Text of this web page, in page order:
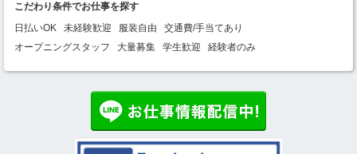
こだわり条件でお仕事を探す
日払いOK
未経験歓迎 服装自由
交通費/手当てあり
オープニングスタッフ
大量募集 学生歓迎 経験者のみ